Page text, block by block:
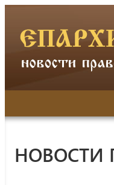
НОВОСТИ